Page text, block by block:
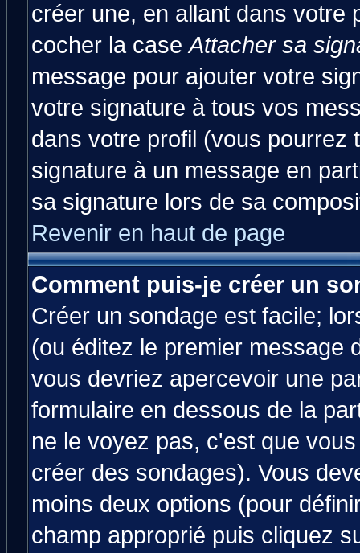
créer une, en allant dans votre
cocher la caseAttacher sa
message pour ajouter votre
votre signature à tous vos
dans votre profil (vous pourrez
signature à un message en
sa signature lors de sa
Revenir en haut de page
Comment puis-je créer un
Créer un sondage est facile;
(ou éditez le premier message
vous devriez apercevoir une
formulaire en dessous de la
ne le voyez pas, c'est que
créer des sondages). Vous
moins deux options (pour
champ approprié puis cliquez